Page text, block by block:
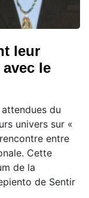
leur
le
attendues du
univers sur «
entre
Cette
de la
de Sentir